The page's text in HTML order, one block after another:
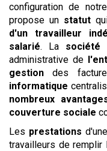
configuration de notre
propose un statutqui
d'un travailleur
salarié. La société
administrative de
gestion des
informatique
nombreux
couverture sociale
Les prestations
travailleurs de remplir